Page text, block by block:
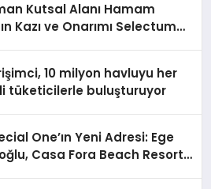
Kutsal Alanı Hamam
Kazı ve Onarımı Selectum
10 milyon havluyu her
tüketicilerle buluşturuyor
One’ın Yeni Adresi: Ege
Casa Fora Beach Resort